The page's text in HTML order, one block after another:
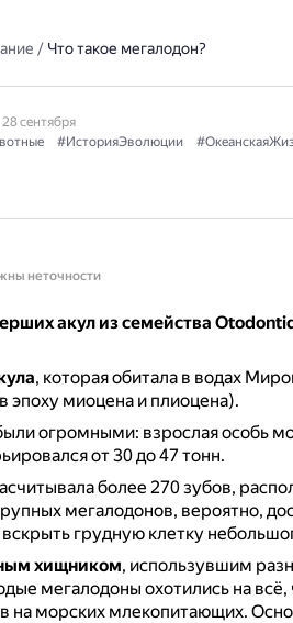
/ Что такое мегалодон?
28 сентября
#ИсторияЭволюции
неточности
акул из семейства
, которая обитала в водах
эпоху миоцена и плиоцена).
огромными: взрослая особь
от 30 до 47 тонн.
более 270 зубов,
мегалодонов, вероятно,
грудную клетку
хищником, использувшим
мегалодоны охотились на всё,
на морских млекопитающих.